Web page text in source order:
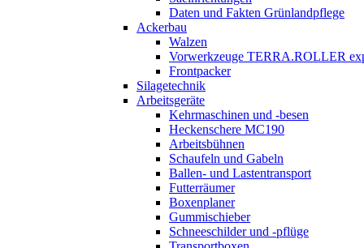
Daten und Fakten Grünlandpflege
Ackerbau
Walzen
Vorwerkzeuge TERRA.ROLLER
Frontpacker
Silagetechnik
Arbeitsgeräte
Kehrmaschinen und -besen
Heckenschere MC190
Arbeitsbühnen
Schaufeln und Gabeln
Ballen- und Lastentransport
Futterräumer
Boxenplaner
Gummischieber
Schneeschilder und -pflüge